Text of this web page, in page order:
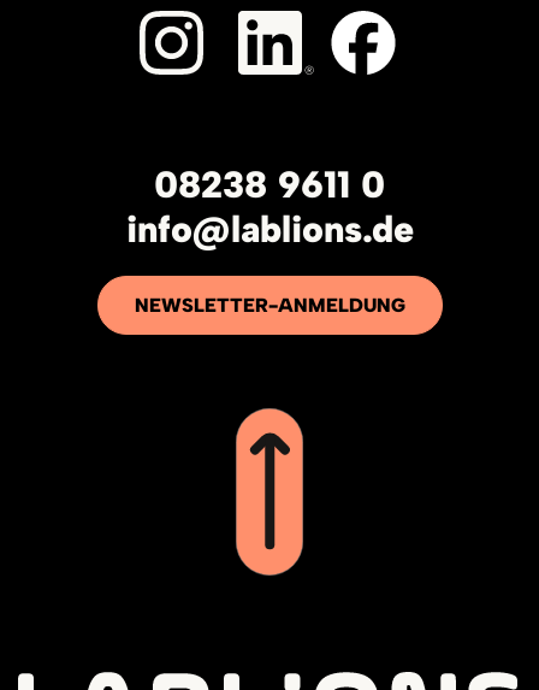
08238 9611 0
info@lablions.de
NEWSLETTER-ANMELDUNG